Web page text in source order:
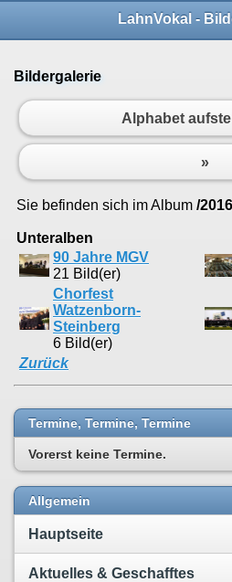
LahnVokal -
Bildergalerie
Alphabet
»
Sie befinden sich im Album /
Unteralben
90 Jahre MGV
21 Bild(er)
Chorfest
Watzenborn-
Steinberg
6 Bild(er)
Zurück
Termine, Termine, Termine
Vorerst keine Termine.
Allgemein
Hauptseite
Aktuelles & Geschafftes